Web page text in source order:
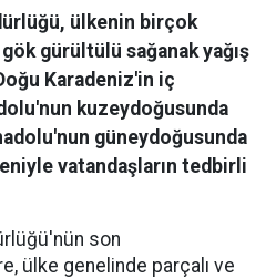
ülkenin birçok
gürültülü sağanak yağış
Karadeniz'in iç
kuzeydoğusunda
güneydoğusunda
vatandaşların tedbirli
son
ülke genelinde parçalı ve